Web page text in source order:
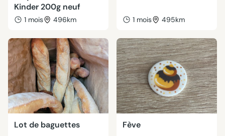
Kinder 200g neuf
1 mois 496km 1 mois 495km
Lot de baguettes Fève